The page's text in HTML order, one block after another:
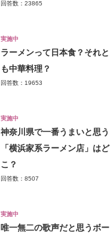
回答数：23865
実施中
ラーメンって日本食？それと
も中華料理？
回答数：19653
実施中
神奈川県で一番うまいと思う
「横浜家系ラーメン店」はど
こ？
回答数：8507
実施中
唯一無二の歌声だと思うボー